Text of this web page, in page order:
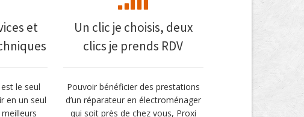
et
le seul
en un seul
Un clic je choisis, deux
clics je prends RDV
Pouvoir bénéficier des prestations
d’un réparateur en électroménager
qui soit près de chez vous, Proxi